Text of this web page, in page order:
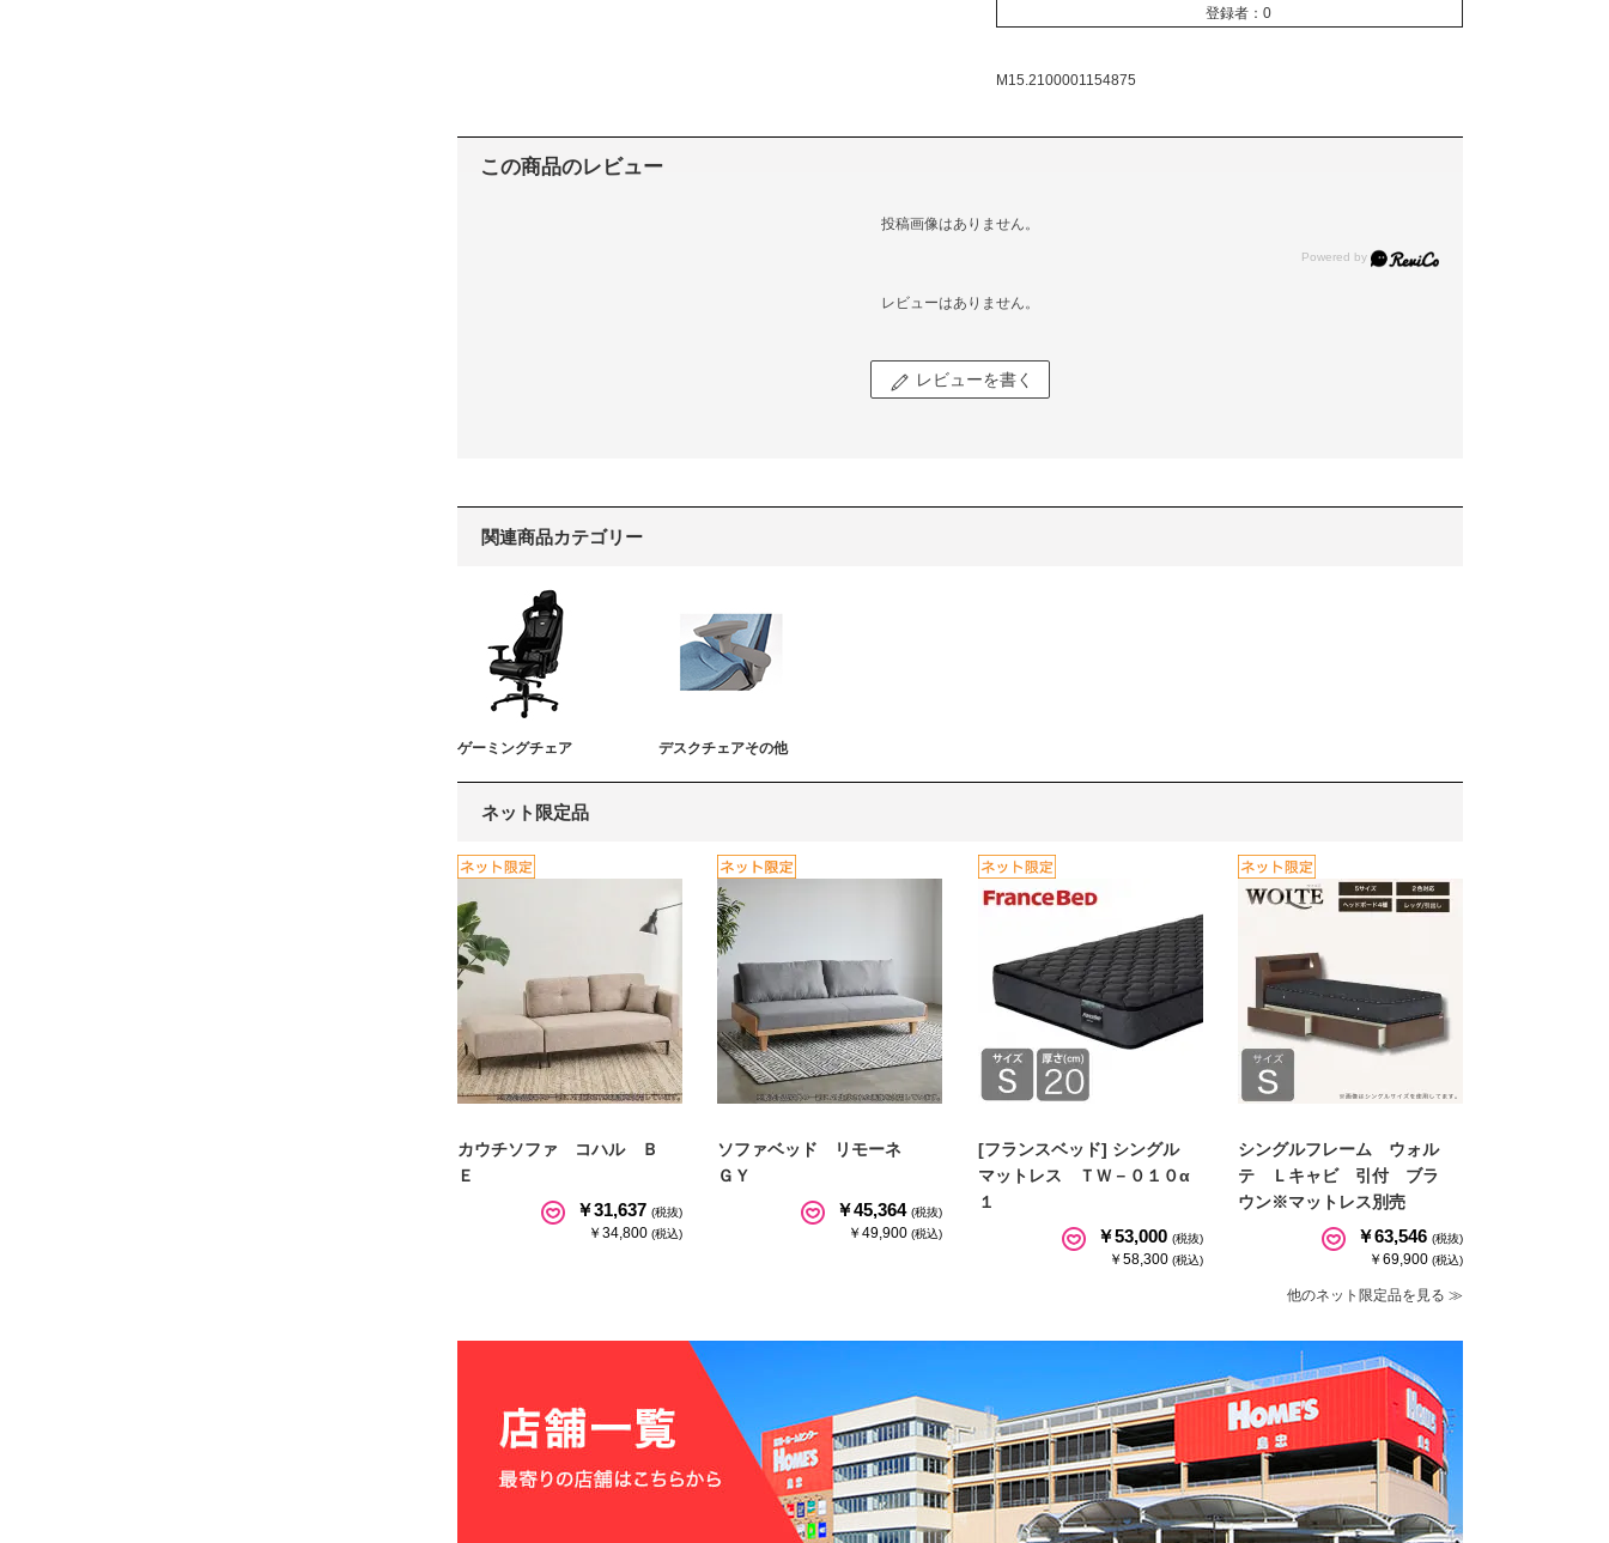
登録者： 0
M15.2100001154875
この商品のレビュー
投稿画像はありません。
レビューはありません。
レビューを書く
関連商品カテゴリー
ゲーミングチェア デスクチェアその他
ネット限定品
カウチソファ コハル Ｂ
Ｅ
￥31,637 (税抜)
￥34,800 (税込)
ソファベッド リモーネ
ＧＹ
￥45,364 (税抜)
￥49,900(税込)
[フランスベッド] シングル
マットレス ＴＷ－０１０α
１
￥53,000 (税抜)
￥58,300 (税込)
シングルフレーム ウォル
テ Ｌキャビ 引付 ブラ
ウン※マットレス別売
￥63,546 (税抜)
￥69,900 (税込)
他のネット限定品を見る ≫